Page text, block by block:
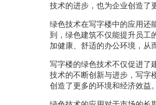
技术的进步，也为企业创造了
绿色技术在写字楼中的应用还
到，绿色建筑不仅能提升员工
加健康、舒适的办公环境，从
写字楼的绿色技术不仅促进了
技术的不断创新与进步，写字
创造了更多的环境和经济效益。